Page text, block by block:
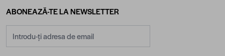
ABONEAZĂ-TE LA NEWSLETTER